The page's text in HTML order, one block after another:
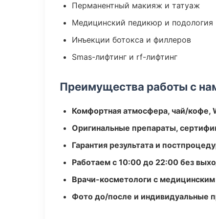
Перманентный макияж и татуаж
Медицинский педикюр и подология
Инъекции ботокса и филлеров
Smas-лифтинг и rf-лифтинг
Преимущества работы с
Комфортная атмосфера, чай/кофе,
Оригинальные препараты,
Гарантия результата и
Работаем с 10:00 до 22:00 без
Врачи-косметологи с
Фото до/после и индивидуальные